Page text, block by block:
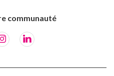
communauté